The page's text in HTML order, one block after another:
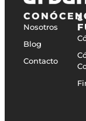
Nosotros
Blog
Contacto